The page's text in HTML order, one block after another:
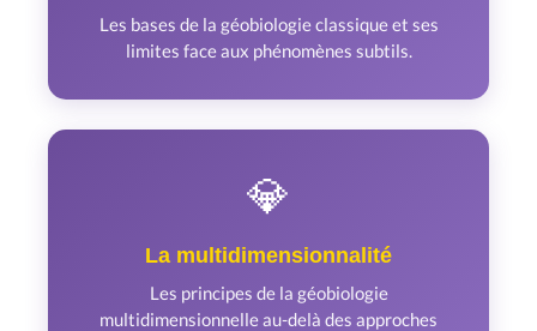
Les bases de la géobiologie classique et ses
limites face aux phénomènes subtils.
💎
La multidimensionnalité
Les principes de la géobiologie
multidimensionnelle au-delà des approches